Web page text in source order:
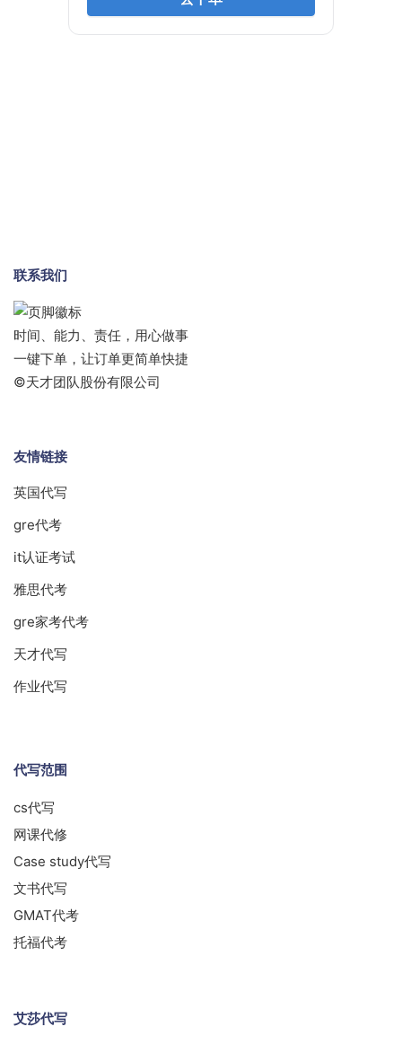
联系我们
时间、能力、责任，用心做事
一键下单，让订单更简单快捷
©天才团队股份有限公司
友情链接
英国代写
gre代考
it认证考试
雅思代考
gre家考代考
天才代写
作业代写
代写范围
cs代写
网课代修
Case study代写
文书代写
GMAT代考
托福代考
艾莎代写